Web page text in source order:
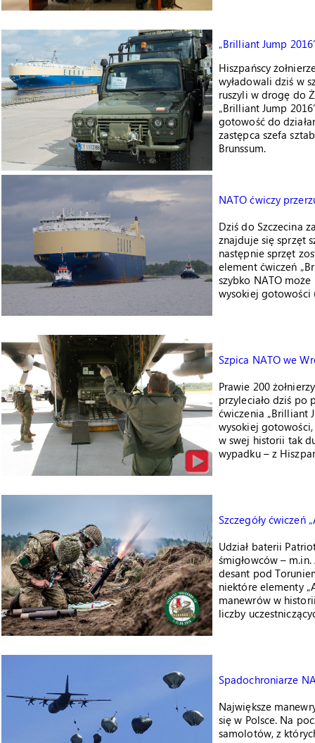
„Brilliant Jump
Hiszpańscy
wyładowali dziś w
ruszyli w drogę do
„Brilliant Jump
gotowość do
zastępca szefa
Brunssum.
NATO ćwiczy
Dziś do Szczecina
znajduje się sprzęt
następnie sprzęt
element ćwiczeń
szybko NATO
wysokiej gotowości
Szpica NATO we
Prawie 200
przyleciało dziś po
ćwiczenia „Brilliant
wysokiej
w swej historii tak
wypadku – z
Szczegóły ćwiczeń
Udział baterii
śmigłowców –
desant pod
niektóre elementy
manewrów w
liczby
Spadochroniarze
Największe
się w Polsce. Na
samolotów, z